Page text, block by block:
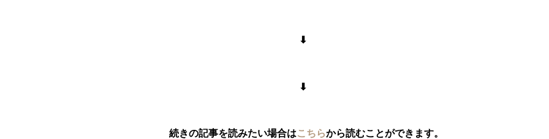
⬇︎
⬇︎
続きの記事を読みたい場合はこちらから読むことができます。